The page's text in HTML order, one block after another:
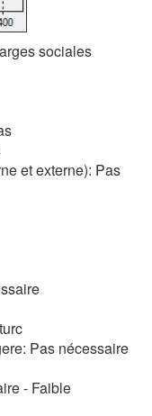
sociales
et externe): Pas
Pas nécessaire
- Faible